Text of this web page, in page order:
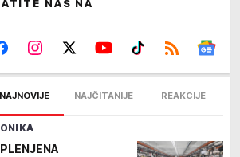
NAS NA
NAJNOVIJE NAJČITANIJE REAKCIJE